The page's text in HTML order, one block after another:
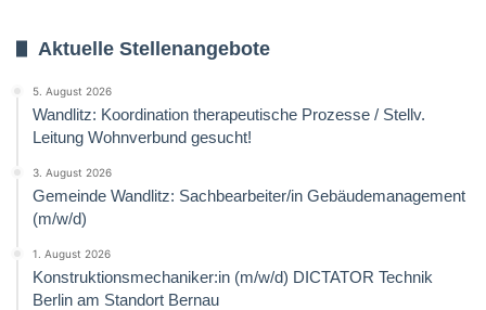
Aktuelle Stellenangebote
5. August 2026
Wandlitz: Koordination therapeutische Prozesse / Stellv.
Leitung Wohnverbund gesucht!
3. August 2026
Gemeinde Wandlitz: Sachbearbeiter/in Gebäudemanagement
(m/w/d)
1. August 2026
Konstruktionsmechaniker:in (m/w/d) DICTATOR Technik
Berlin am Standort Bernau